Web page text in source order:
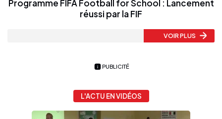
Programme FIFA Football for School : Lancement
réussi par la FIF
VOIR PLUS
PUBLICITÉ
L'ACTU EN VIDÉOS